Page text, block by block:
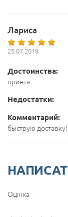
Лариса
25.07.2018
Достоинства:
принта
Недостатки:
Комментарий:
быструю
Оцінка